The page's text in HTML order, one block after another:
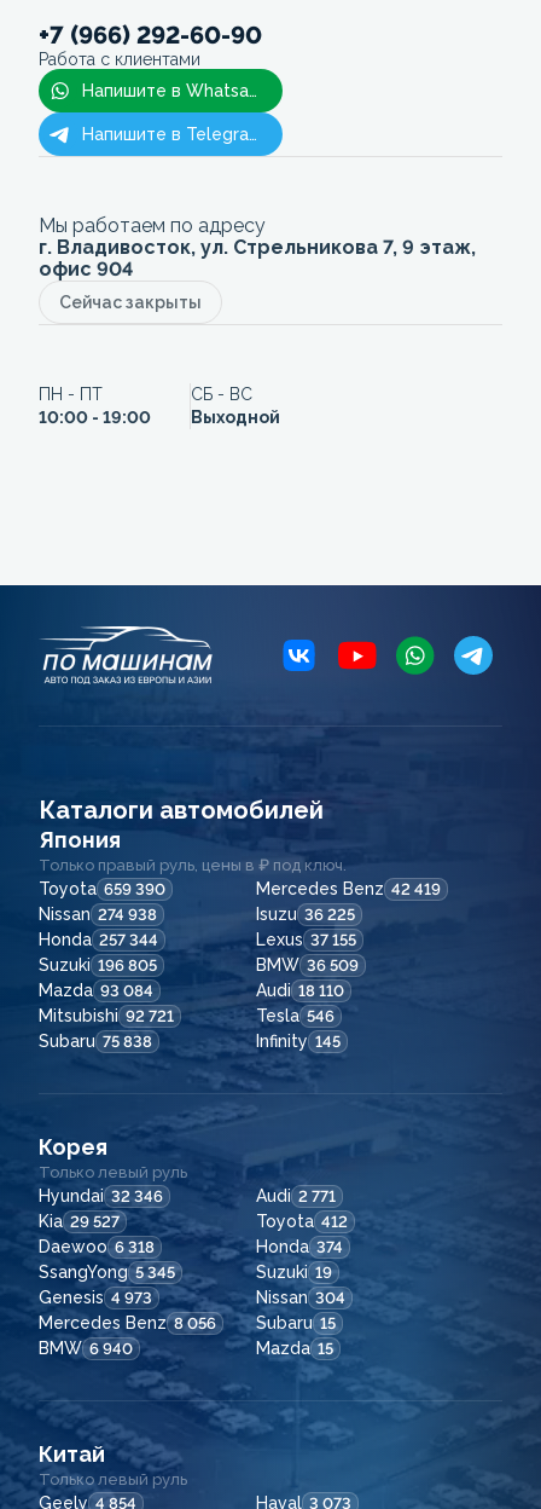
+7 (966) 292-60-90
Работа с клиентами
Напишите в Whatsapp
Напишите в Telegram
Мы работаем по адресу
г. Владивосток, ул. Стрельникова 7, 9 этаж,
офис 904
Сейчас закрыты
ПН - ПТ
10:00 - 19:00
СБ - ВС
Выходной
Каталоги автомобилей
Япония
Только правый руль, цены в ₽ под ключ.
Toyota 659 390 Mercedes Benz 42 419
Nissan 274 938 Isuzu 36 225
Honda 257 344 Lexus 37 155
Suzuki 196 805 BMW 36 509
Mazda 93 084 Audi 18 110
Mitsubishi 92 721 Tesla 546
Subaru 75 838 Infinity 145
Корея
Только левый руль
Hyundai 32 346 Audi 2 771
Kia 29 527 Toyota 412
Daewoo 6 318 Honda 374
SsangYong 5 345 Suzuki 19
Genesis 4 973 Nissan 304
Mercedes Benz 8 056 Subaru 15
BMW 6 940 Mazda 15
Китай
Только левый руль
Geely 4 854 Haval 3 073